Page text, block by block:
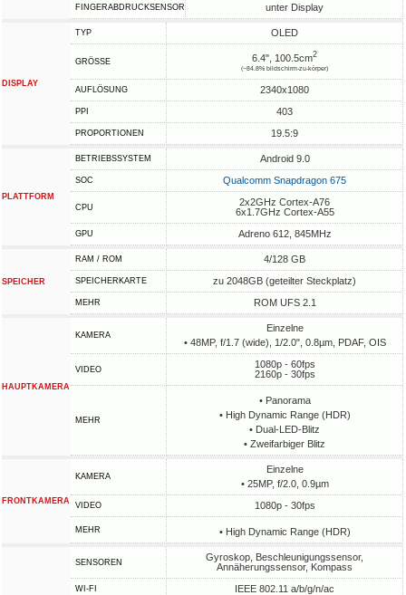
FINGERABDRUCKSENSOR unter Display
DISPLAY
TYP OLED
GRÖSSE 6.4", 100.5cm2
(~84.8% bildschirm-zu-körper)
AUFLÖSUNG 2340x1080
PPI 403
PROPORTIONEN 19.5:9
PLATTFORM
BETRIEBSSYSTEM Android 9.0
SOC Qualcomm Snapdragon 675
CPU
2x2GHz Cortex-A76
6x1.7GHz Cortex-A55
GPU Adreno 612, 845MHz
SPEICHER
RAM / ROM 4/128 GB
SPEICHERKARTE zu 2048GB (geteilter Steckplatz)
MEHR ROM UFS 2.1
HAUPTKAMERA
KAMERA
Einzelne
• 48MP, f/1.7 (wide), 1/2.0", 0.8µm, PDAF, OIS
VIDEO
1080p - 60fps
2160p - 30fps
MEHR
• Panorama
• High Dynamic Range (HDR)
• Dual-LED-Blitz
• Zweifarbiger Blitz
FRONTKAMERA
KAMERA
Einzelne
• 25MP, f/2.0, 0.9µm
VIDEO 1080p - 30fps
MEHR • High Dynamic Range (HDR)
SENSOREN
Gyroskop, Beschleunigungssensor,
Annäherungssensor, Kompass
WI-FI IEEE 802.11 a/b/g/n/ac